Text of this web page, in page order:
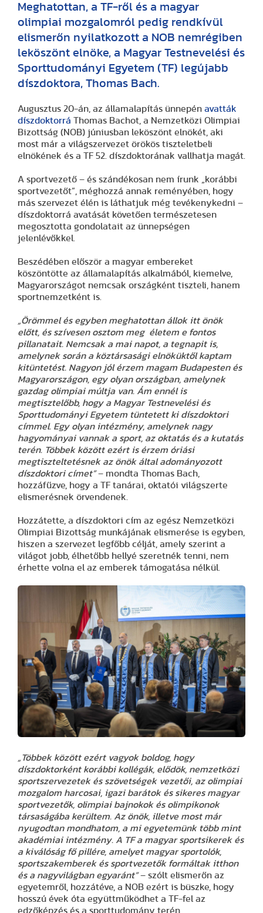
Meghatottan, a TF-ről és a magyar
olimpiai mozgalomról pedig rendkívül
elismerőn nyilatkozott a NOB nemrégiben
leköszönt elnöke, a Magyar Testnevelési és
Sporttudományi Egyetem (TF) legújabb
díszdoktora, Thomas Bach.
Augusztus 20-án, az államalapítás ünnepén avatták
díszdoktorrá Thomas Bachot, a Nemzetközi Olimpiai
Bizottság (NOB) júniusban leköszönt elnökét, aki
most már a világszervezet örökös tiszteletbeli
elnökének és a TF 52. díszdoktorának vallhatja magát.
A sportvezető – és szándékosan nem írunk „korábbi
sportvezetőt”, méghozzá annak reményében, hogy
más szervezet élén is láthatjuk még tevékenykedni –
díszdoktorrá avatását követően természetesen
megosztotta gondolatait az ünnepségen
jelenlévőkkel.
Beszédében először a magyar embereket
köszöntötte az államalapítás alkalmából, kiemelve,
Magyarországot nemcsak országként tiszteli, hanem
sportnemzetként is.
„Örömmel és egyben meghatottan állok itt önök
előtt, és szívesen osztom meg életem e fontos
pillanatait. Nemcsak a mai napot, a tegnapit is,
amelynek során a köztársasági elnöküktől kaptam
kitüntetést. Nagyon jól érzem magam Budapesten és
Magyarországon, egy olyan országban, amelynek
gazdag olimpiai múltja van. Ám ennél is
megtisztelőbb, hogy a Magyar Testnevelési és
Sporttudományi Egyetem tüntetett ki díszdoktori
címmel. Egy olyan intézmény, amelynek nagy
hagyományai vannak a sport, az oktatás és a kutatás
terén. Többek között ezért is érzem óriási
megtiszteltetésnek az önök által adományozott
díszdoktori címet”– mondta Thomas Bach,
hozzáfűzve, hogy a TF tanárai, oktatói világszerte
elismerésnek örvendenek.
Hozzátette, a díszdoktori cím az egész Nemzetközi
Olimpiai Bizottság munkájának elismerése is egyben,
hiszen a szervezet legfőbb célját, amely szerint a
világot jobb, élhetőbb hellyé szeretnék tenni, nem
érhette volna el az emberek támogatása nélkül.
„Többek között ezért vagyok boldog, hogy
díszdoktorként korábbi kollégák, elődök, nemzetközi
sportszervezetek és szövetségek vezetői, az olimpiai
mozgalom harcosai, igazi barátok és sikeres magyar
sportvezetők, olimpiai bajnokok és olimpikonok
társaságába kerültem. Az önök, illetve most már
nyugodtan mondhatom, a mi egyetemünk több mint
akadémiai intézmény. A TF a magyar sportsikerek és
a kiválóság fő pillére, amelyet magyar sportolók,
sportszakemberek és sportvezetők formáltak itthon
és a nagyvilágban egyaránt”– szólt elismerőn az
egyetemről, hozzátéve, a NOB ezért is büszke, hogy
hosszú évek óta együttműködhet a TF-fel az
edzőképzés és a sporttudomány terén.